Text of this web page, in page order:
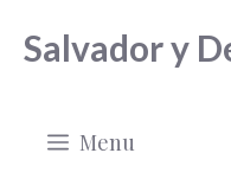
Salvador y
Menu